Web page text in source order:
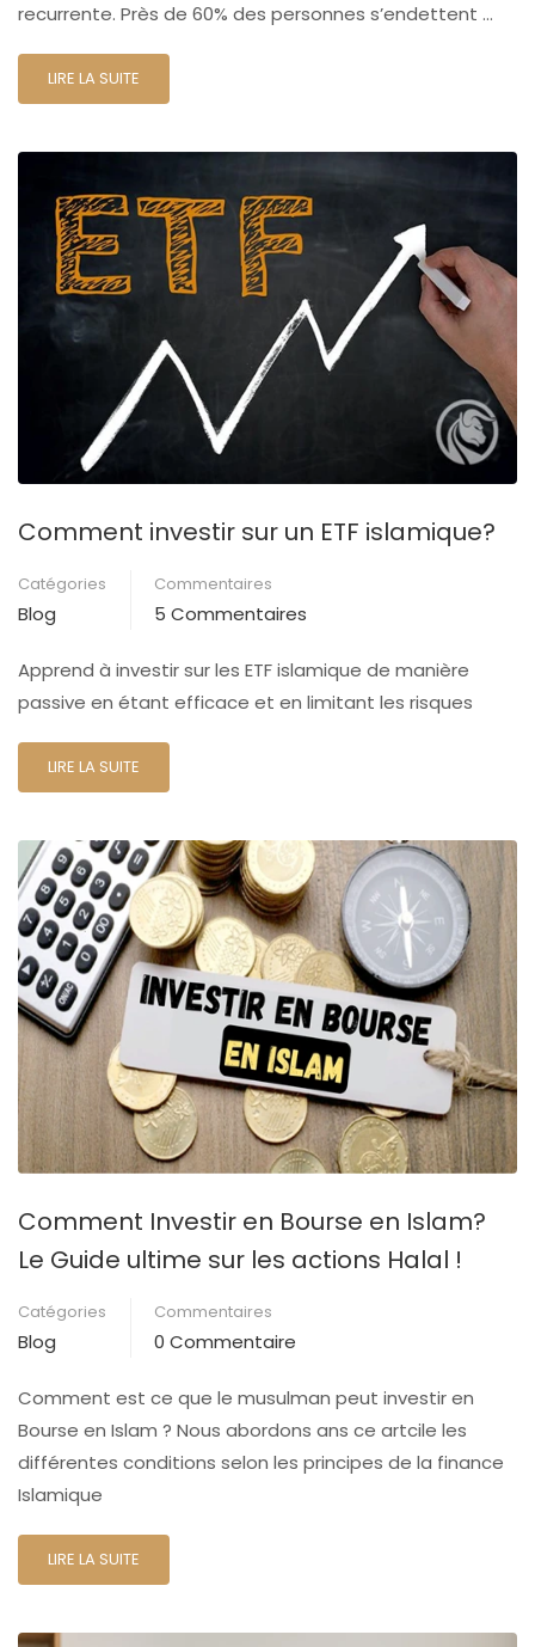
recurrente. Près de 60% des personnes s’endettent …
LIRE LA SUITE
Comment investir sur un ETF islamique?
Catégories
Blog
Commentaires
5 Commentaires
Apprend à investir sur les ETF islamique de manière
passive en étant efficace et en limitant les risques
LIRE LA SUITE
Comment Investir en Bourse en Islam?
Le Guide ultime sur les actions Halal !
Catégories
Blog
Commentaires
0 Commentaire
Comment est ce que le musulman peut investir en
Bourse en Islam ? Nous abordons ans ce artcile les
différentes conditions selon les principes de la finance
Islamique
LIRE LA SUITE